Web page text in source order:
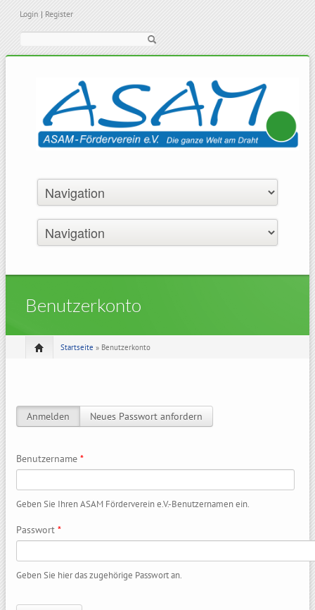
Login | Register
Benutzerkonto
Startseite » Benutzerkonto
Haupt-Reiter
Anmelden (aktiver Reiter)
Neues Passwort anfordern
Benutzername *
Geben Sie Ihren ASAM Förderverein e.V.-Benutzernamen ein.
Passwort *
Geben Sie hier das zugehörige Passwort an.